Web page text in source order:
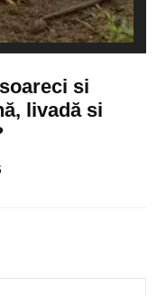
si
livadă si